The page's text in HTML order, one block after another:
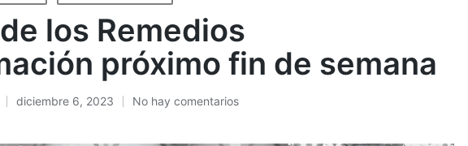
los Remedios
próximo fin de semana
diciembre 6, 2023 No hay comentarios